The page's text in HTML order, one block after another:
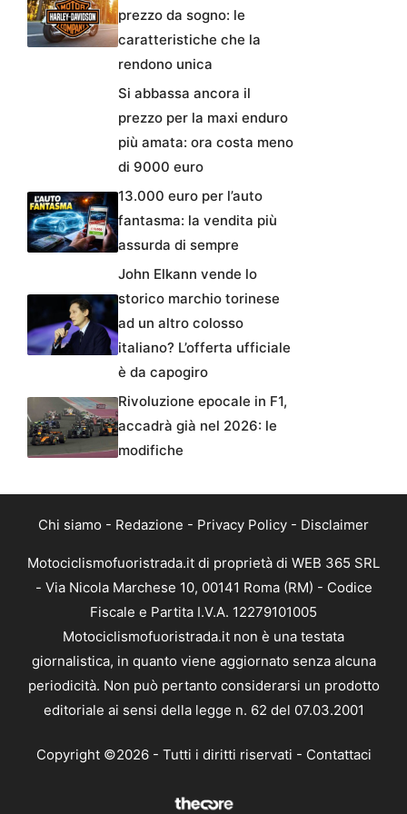
prezzo da sogno: le
caratteristiche che la
rendono unica
Si abbassa ancora il
prezzo per la maxi enduro
più amata: ora costa meno
di 9000 euro
13.000 euro per l’auto
fantasma: la vendita più
assurda di sempre
John Elkann vende lo
storico marchio torinese
ad un altro colosso
italiano? L’offerta ufficiale
è da capogiro
Rivoluzione epocale in F1,
accadrà già nel 2026: le
modifiche
Chi siamo - Redazione - Privacy Policy - Disclaimer
Motociclismofuoristrada.it di proprietà di WEB 365 SRL
- Via Nicola Marchese 10, 00141 Roma (RM) - Codice
Fiscale e Partita I.V.A. 12279101005
Motociclismofuoristrada.it non è una testata
giornalistica, in quanto viene aggiornato senza alcuna
periodicità. Non può pertanto considerarsi un prodotto
editoriale ai sensi della legge n. 62 del 07.03.2001
Copyright ©2026 - Tutti i diritti riservati - Contattaci